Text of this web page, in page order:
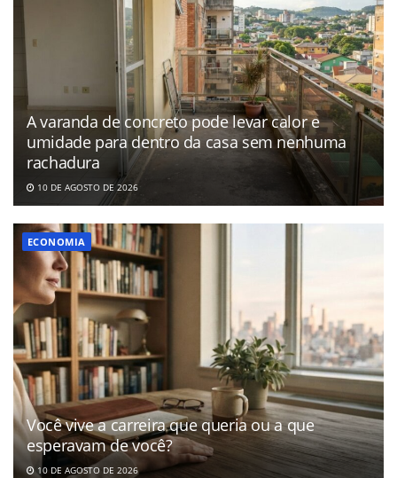
A varanda de concreto pode levar calor e
umidade para dentro da casa sem nenhuma
rachadura
10 DE AGOSTO DE 2026
ECONOMIA
Você vive a carreira que queria ou a que
esperavam de você?
10 DE AGOSTO DE 2026